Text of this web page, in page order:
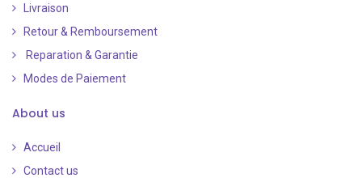
Livraison
Retour & Remboursement
Reparation & Garantie
Modes de Paiement
About us
Accueil
Contact us